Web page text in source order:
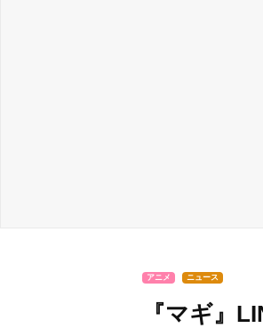
アニメ ニュース
『マギ』